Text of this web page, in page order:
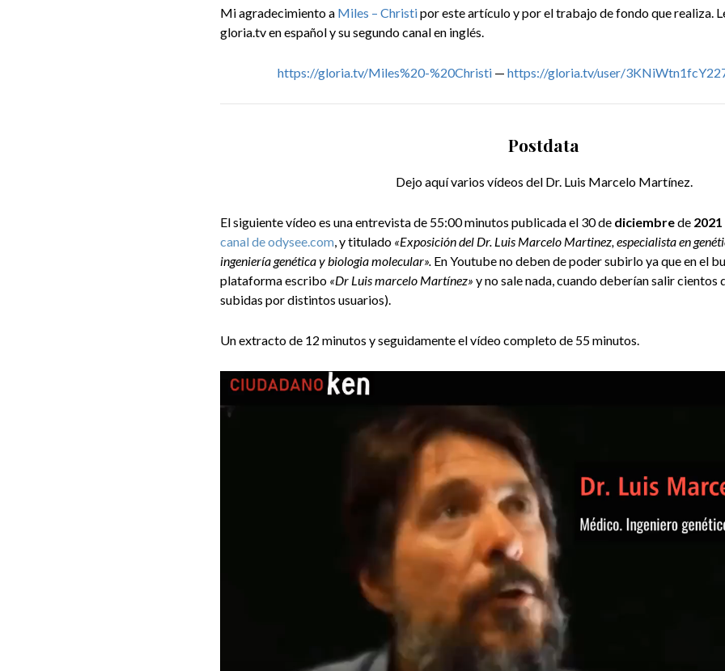
Mi agradecimiento a Miles – Christipor este artículo y por el trabajo de fondo que realiza.
gloria.tv en español y su segundo canal en inglés.
https://gloria.tv/Miles%20-%20Christi— https://gloria.tv/user/
Postdata
Dejo aquí varios vídeos del Dr. Luis Marcelo Martínez.
El siguiente vídeo es una entrevista de 55:00 minutos publicada el 30 de diciembrede 2021
canal de odysee.com , y titulado «Exposición del Dr. Luis Marcelo Martinez, especialista en
ingeniería genética y biologia molecular». En Youtube no deben de poder subirlo ya que en el
plataforma escribo «Dr Luis marcelo Martínez» y no sale nada, cuando deberían salir cientos
subidas por distintos usuarios).
Un extracto de 12 minutos y seguidamente el vídeo completo de 55 minutos.